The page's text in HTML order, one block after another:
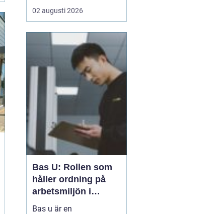
hobbyprojekt i
verkstaden till
sågverk och hyvlerier.
Ytan på virket,
maskinens effektivitet
02 augusti 2026
Bas U: Rollen som
håller ordning på
arbetsmiljön i
byggprojekt
Bas u är en